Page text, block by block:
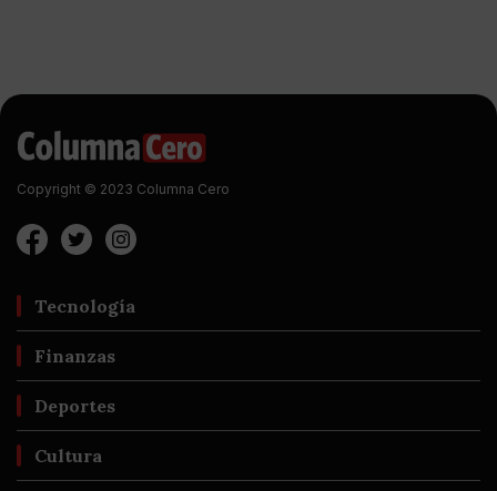
Copyright © 2023 Columna Cero
Tecnología
Finanzas
Deportes
Cultura